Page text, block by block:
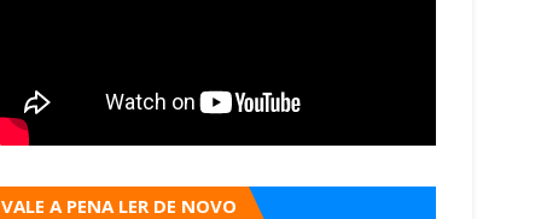
VALE A PENA LER DE NOVO